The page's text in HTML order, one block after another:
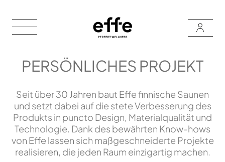
PERSÖNLICHES PROJEKT
Seit über 30 Jahren baut Effe finnische Saunen
und setzt dabei auf die stete Verbesserung des
Produkts in puncto Design, Materialqualität und
Technologie. Dank des bewährten Know-hows
von Effe lassen sich maßgeschneiderte Projekte
realisieren, die jeden Raum einzigartig machen.